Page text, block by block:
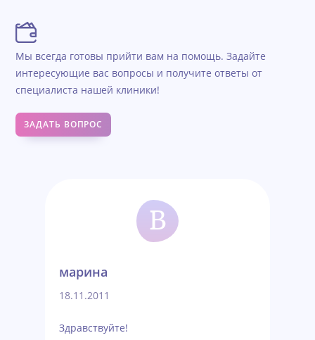
Мы всегда готовы прийти вам на помощь. Задайте
интересующие вас вопросы и получите ответы от
специалиста нашей клиники!
ЗАДАТЬ ВОПРОС
В
марина
18.11.2011
Здравствуйте!